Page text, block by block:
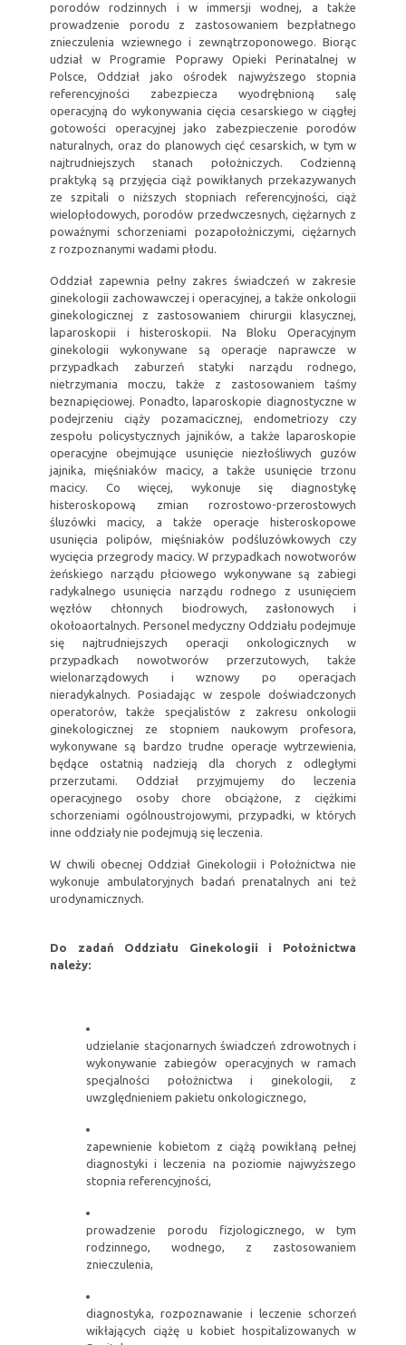
porodów rodzinnych i w immersji wodnej, a także
prowadzenie porodu z zastosowaniem bezpłatnego
znieczulenia wziewnego i zewnątrzoponowego. Biorąc
udział w Programie Poprawy Opieki Perinatalnej w
Polsce, Oddział jako ośrodek najwyższego stopnia
referencyjności zabezpiecza wyodrębnioną salę
operacyjną do wykonywania cięcia cesarskiego w ciągłej
gotowości operacyjnej jako zabezpieczenie porodów
naturalnych, oraz do planowych cięć cesarskich, w tym w
najtrudniejszych stanach położniczych. Codzienną
praktyką są przyjęcia ciąż powikłanych przekazywanych
ze szpitali o niższych stopniach referencyjności, ciąż
wielopłodowych, porodów przedwczesnych, ciężarnych z
poważnymi schorzeniami pozapołożniczymi, ciężarnych
z rozpoznanymi wadami płodu.
Oddział zapewnia pełny zakres świadczeń w zakresie
ginekologii zachowawczej i operacyjnej, a także onkologii
ginekologicznej z zastosowaniem chirurgii klasycznej,
laparoskopii i histeroskopii. Na Bloku Operacyjnym
ginekologii wykonywane są operacje naprawcze w
przypadkach zaburzeń statyki narządu rodnego,
nietrzymania moczu, także z zastosowaniem taśmy
beznapięciowej. Ponadto, laparoskopie diagnostyczne w
podejrzeniu ciąży pozamacicznej, endometriozy czy
zespołu policystycznych jajników, a także laparoskopie
operacyjne obejmujące usunięcie niezłośliwych guzów
jajnika, mięśniaków macicy, a także usunięcie trzonu
macicy. Co więcej, wykonuje się diagnostykę
histeroskopową zmian rozrostowo-przerostowych
śluzówki macicy, a także operacje histeroskopowe
usunięcia polipów, mięśniaków podśluzówkowych czy
wycięcia przegrody macicy. W przypadkach nowotworów
żeńskiego narządu płciowego wykonywane są zabiegi
radykalnego usunięcia narządu rodnego z usunięciem
węzłów chłonnych biodrowych, zasłonowych i
okołoaortalnych. Personel medyczny Oddziału podejmuje
się najtrudniejszych operacji onkologicznych w
przypadkach nowotworów przerzutowych, także
wielonarządowych i wznowy po operacjach
nieradykalnych. Posiadając w zespole doświadczonych
operatorów, także specjalistów z zakresu onkologii
ginekologicznej ze stopniem naukowym profesora,
wykonywane są bardzo trudne operacje wytrzewienia,
będące ostatnią nadzieją dla chorych z odległymi
przerzutami. Oddział przyjmujemy do leczenia
operacyjnego osoby chore obciążone, z ciężkimi
schorzeniami ogólnoustrojowymi, przypadki, w których
inne oddziały nie podejmują się leczenia.
W chwili obecnej Oddział Ginekologii i Położnictwa nie
wykonuje ambulatoryjnych badań prenatalnych ani też
urodynamicznych.
Do zadań Oddziału Ginekologii i Położnictwa
należy:
udzielanie stacjonarnych świadczeń zdrowotnych i
wykonywanie zabiegów operacyjnych w ramach
specjalności położnictwa i ginekologii, z
uwzględnieniem pakietu onkologicznego,
zapewnienie kobietom z ciążą powikłaną pełnej
diagnostyki i leczenia na poziomie najwyższego
stopnia referencyjności,
prowadzenie porodu fizjologicznego, w tym
rodzinnego, wodnego, z zastosowaniem
znieczulenia,
diagnostyka, rozpoznawanie i leczenie schorzeń
wikłających ciążę u kobiet hospitalizowanych w